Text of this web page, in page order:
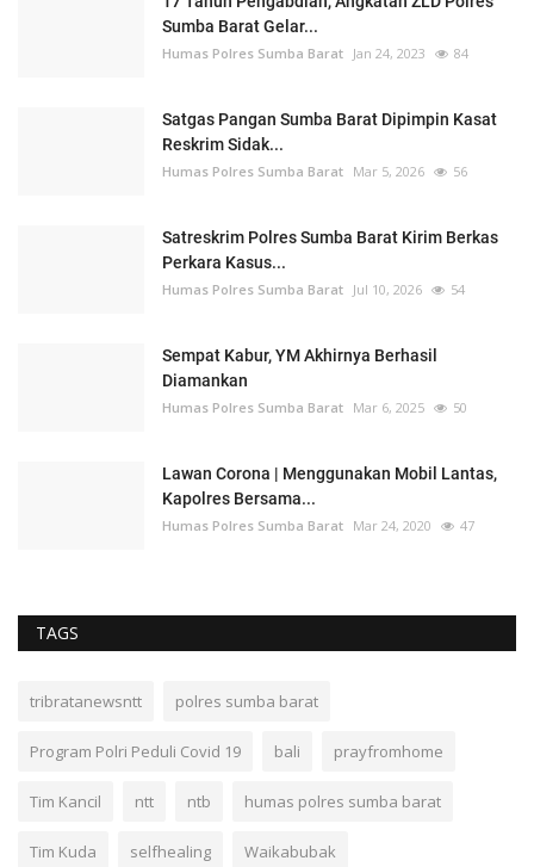
Sumba Barat Gelar...
Humas Polres Sumba Barat Jan 24, 2023 84
Satgas Pangan Sumba Barat Dipimpin Kasat
Reskrim Sidak...
Humas Polres Sumba Barat Mar 5, 2026 56
Satreskrim Polres Sumba Barat Kirim Berkas
Perkara Kasus...
Humas Polres Sumba Barat Jul 10, 2026 54
Sempat Kabur, YM Akhirnya Berhasil
Diamankan
Humas Polres Sumba Barat Mar 6, 2025 50
Lawan Corona | Menggunakan Mobil Lantas,
Kapolres Bersama...
Humas Polres Sumba Barat Mar 24, 2020 47
TAGS
tribratanewsntt polres sumba barat
Program Polri Peduli Covid 19 bali prayfromhome
Tim Kancil ntt ntb humas polres sumba barat
Tim Kuda selfhealing Waikabubak